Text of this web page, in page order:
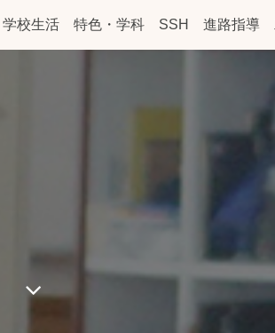
学校生活 特色・学科 SSH 進路指導